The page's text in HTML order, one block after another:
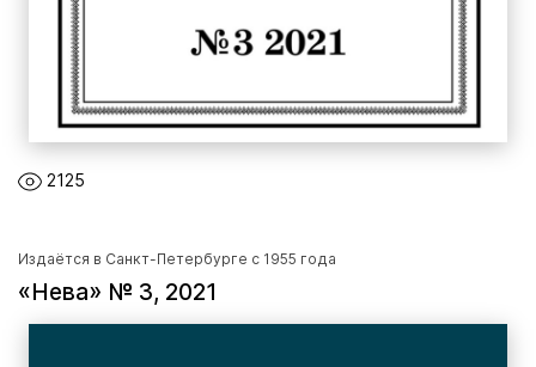
2125
Издаётся в Санкт-Петербурге с 1955 года
«Нева» № 3, 2021